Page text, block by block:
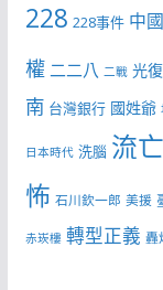
228 228事件 中
權 二二八 二戰 光復
南 台灣銀行 國姓爺
日本時代 洗腦 流
怖 石川欽一郎 美援
赤崁樓 轉型正義 轟